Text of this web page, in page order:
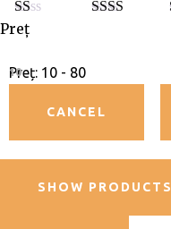
E
va
at
la
5
Preț
10
Preț: 10 - 80
SHOW PRODUCTS